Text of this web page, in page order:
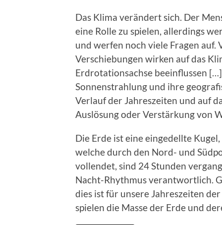
Das Klima verändert sich. Der
eine Rolle zu spielen, allerdings
und werfen noch viele Fragen auf.
Verschiebungen wirken auf das
Erdrotationsachse beeinflussen
Sonnenstrahlung und ihre
Verlauf der Jahreszeiten und auf
Auslösung oder Verstärkung von
Die Erde ist eine eingedellte
welche durch den Nord- und
vollendet, sind 24 Stunden
Nacht-Rhythmus verantwortlich.
dies ist für unsere Jahreszeiten
spielen die Masse der Erde und